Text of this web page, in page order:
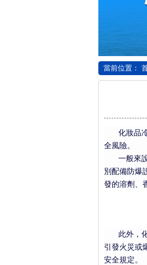
當前位置：
化妝品冷
全風險。
一般來說
別配備防爆
發的溶劑、
此外，化
引發火災或
安全規定。